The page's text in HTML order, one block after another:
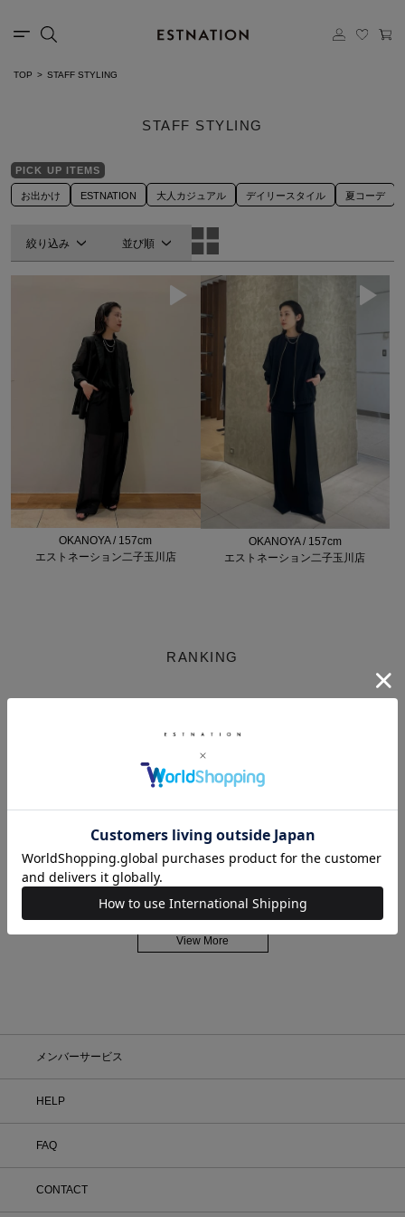
TOP STAFF STYLING
STAFF STYLING
PICK UP ITEMS
お出かけ ESTNATION 大人カジュアル デイリースタイル 夏コーデ
絞り込み 並び順
OKANOYA / 157cm
エストネーション二子玉川店
OKANOYA / 157cm
エストネーション二子玉川店
RANKING
アッセンブル エストネ
ーション GINZA SIX店
TAKAYANAGI / 154cm
エストネーション六本
木ヒルズ店
アッセンブル エストネ
ーション ニュウマン高
View More
メンバーサービス
HELP
FAQ
CONTACT